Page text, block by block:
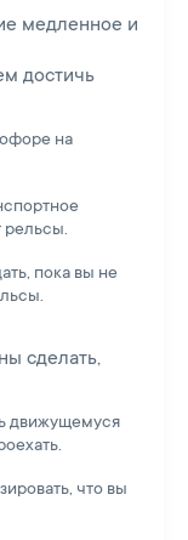
медленное и
достичь
на
пока вы не
сделать,
движущемуся
что вы